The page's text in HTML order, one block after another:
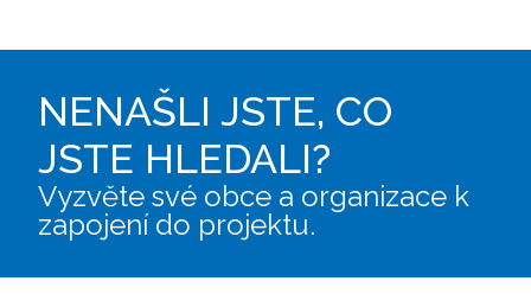
NENAŠLI JSTE, CO
JSTE HLEDALI?
Vyzvěte své obce a organizace k
zapojení do projektu.